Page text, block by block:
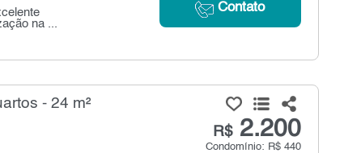
Contato
na ...
- 24 m²
R$2.200
Condomínio: R$ 440